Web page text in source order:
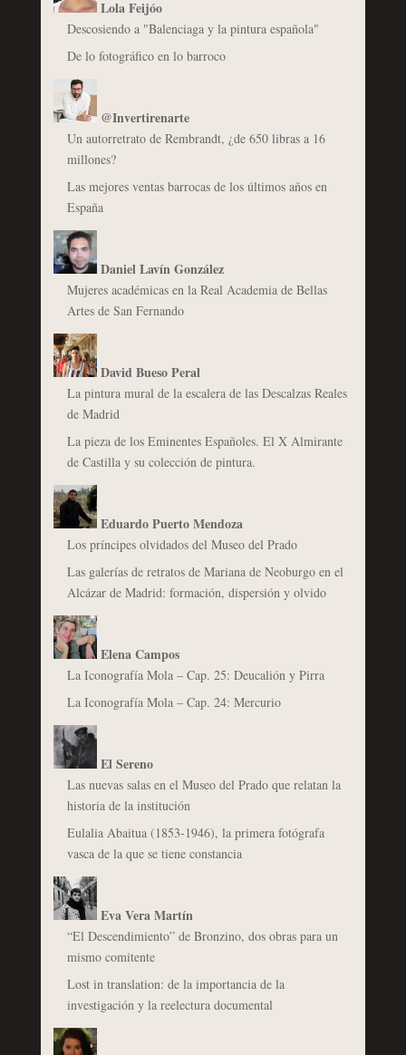
Lola Feijóo
Descosiendo a "Balenciaga y la pintura española"
De lo fotográfico en lo barroco
@Invertirenarte
Un autorretrato de Rembrandt, ¿de 650 libras a 16
millones?
Las mejores ventas barrocas de los últimos años en
España
Daniel Lavín González
Mujeres académicas en la Real Academia de Bellas
Artes de San Fernando
David Bueso Peral
La pintura mural de la escalera de las Descalzas Reales
de Madrid
La pieza de los Eminentes Españoles. El X Almirante
de Castilla y su colección de pintura.
Eduardo Puerto Mendoza
Los príncipes olvidados del Museo del Prado
Las galerías de retratos de Mariana de Neoburgo en el
Alcázar de Madrid: formación, dispersión y olvido
Elena Campos
La Iconografía Mola – Cap. 25: Deucalión y Pirra
La Iconografía Mola – Cap. 24: Mercurio
El Sereno
Las nuevas salas en el Museo del Prado que relatan la
historia de la institución
Eulalia Abaitua (1853-1946), la primera fotógrafa
vasca de la que se tiene constancia
Eva Vera Martín
“El Descendimiento” de Bronzino, dos obras para un
mismo comitente
Lost in translation: de la importancia de la
investigación y la reelectura documental